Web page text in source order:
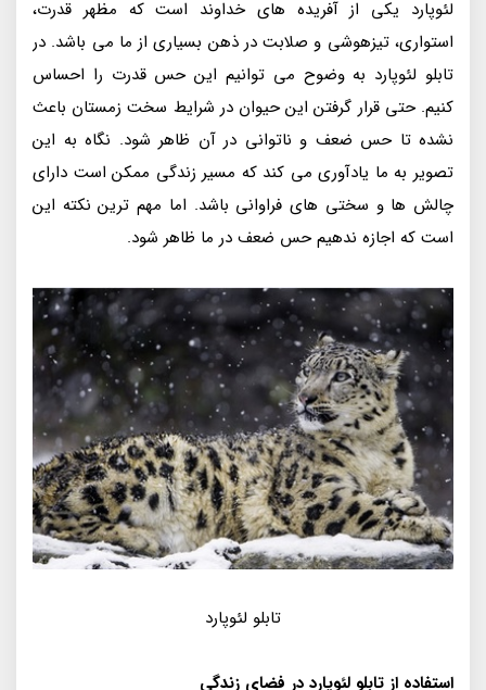
لئوپارد یکی از آفریده های خداوند است که مظهر قدرت،
استواری، تیزهوشی و صلابت در ذهن بسیاری از ما می باشد. در
تابلو لئوپارد به وضوح می توانیم این حس قدرت را احساس
کنیم. حتی قرار گرفتن این حیوان در شرایط سخت زمستان باعث
نشده تا حس ضعف و ناتوانی در آن ظاهر شود. نگاه به این
تصویر به ما یادآوری می کند که مسیر زندگی ممکن است دارای
چالش ها و سختی های فراوانی باشد. اما مهم ترین نکته این
است که اجازه ندهیم حس ضعف در ما ظاهر شود.
تابلو لئوپارد
استفاده از تابلو لئوپارد در فضای زندگی